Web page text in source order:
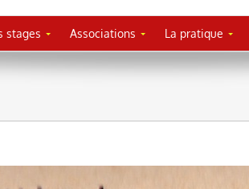
stages Associations La pratique